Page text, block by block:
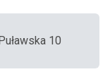
10